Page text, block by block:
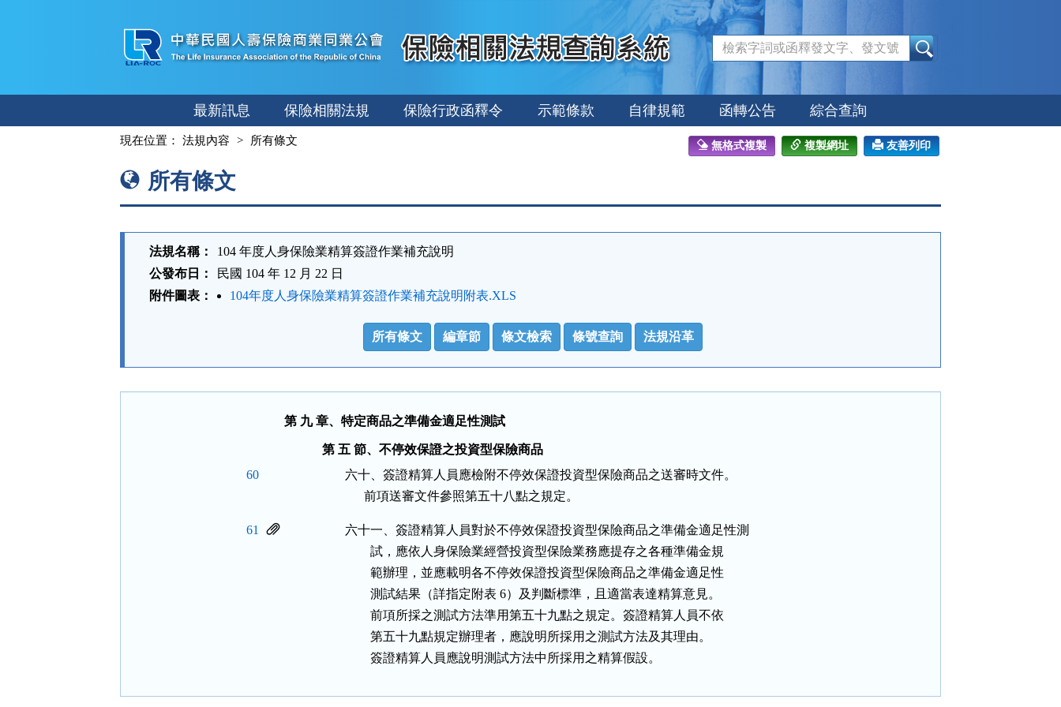
容
最新訊息 保險相關法規 保險行政函釋令 示範條款 自律規範 函轉公告 綜合查詢
現在位置： 法規內容 所有條文 無格式複製 複製網址 友善列印
所有條文
法規名稱：
104 年度人身保險業精算簽證作業補充說明
公發布日：
民國 104 年 12 月 22 日
附件圖表：
104年度人身保險業精算簽證作業補充說明附表.XLS
能
所有條文 編章節 條文檢索 條號查詢 法規沿革
第 九 章、特定商品之準備金適足性測試
第 五 節、不停效保證之投資型保險商品
60
六十、簽證精算人員應檢附不停效保證投資型保險商品之送審時文件。
      前項送審文件參照第五十八點之規定。
61
六十一、簽證精算人員對於不停效保證投資型保險商品之準備金適足性測
        試，應依人身保險業經營投資型保險業務應提存之各種準備金規
        範辦理，並應載明各不停效保證投資型保險商品之準備金適足性
        測試結果（詳指定附表 6）及判斷標準，且適當表達精算意見。
        前項所採之測試方法準用第五十九點之規定。簽證精算人員不依
        第五十九點規定辦理者，應說明所採用之測試方法及其理由。
        簽證精算人員應說明測試方法中所採用之精算假設。